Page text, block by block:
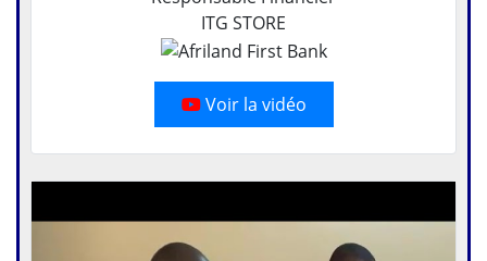
ITG STORE
Voir la vidéo